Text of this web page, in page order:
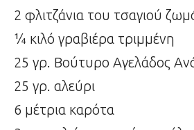
2 φλιτζάνια του τσαγιού
¼ κιλό γραβιέρα τριμμένη
25 γρ. Bούτυρο Αγελάδος
25 γρ. αλεύρι
6 μέτρια καρότα